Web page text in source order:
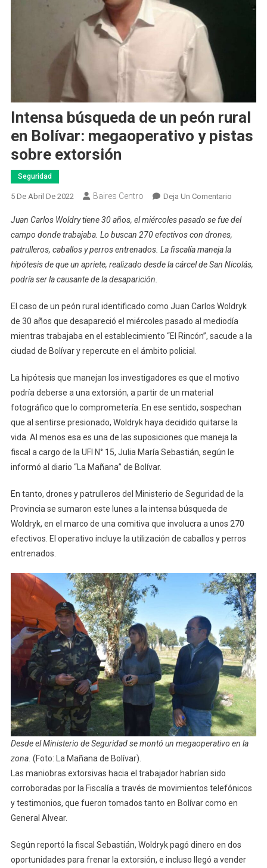
Intensa búsqueda de un peón rural
en Bolívar: megaoperativo y pistas
sobre extorsión
Seguridad
5 De Abril De 2022 Baires Centro Deja Un ComentarioEn
Búsqueda
De
Un
Peón
Bolívar:
Y
Juan Carlos Woldry tiene 30 años, el miércoles pasado se fue del
campo donde trabajaba. Lo buscan 270 efectivos con drones,
patrulleros, caballos y perros entrenados. La fiscalía maneja la
hipótesis de que un apriete, realizado desde la cárcel de San Nicolás,
podría ser la causante de la desaparición.
El caso de un peón rural identificado como Juan Carlos Woldryk
de 30 años que desapareció el miércoles pasado al mediodía
mientras trabajaba en el establecimiento “El Rincón”, sacude a la
ciudad de Bolívar y repercute en el ámbito policial.
La hipótesis que manejan los investigadores es que el motivo
podría deberse a una extorsión, a partir de un material
fotográfico que lo comprometería. En ese sentido, sospechan
que al sentirse presionado, Woldryk haya decidido quitarse la
vida. Al menos esa es una de las suposiciones que maneja la
fiscal a cargo de la UFI N° 15, Julia María Sebastián, según le
informó al diario “La Mañana” de Bolívar.
En tanto, drones y patrulleros del Ministerio de Seguridad de la
Provincia se sumaron este lunes a la intensa búsqueda de
Woldryk, en el marco de una comitiva que involucra a unos 270
efectivos. El operativo incluye la utilización de caballos y perros
entrenados.
Desde el Ministerio de Seguridad se montó un megaoperativo en la
zona. (Foto: La Mañana de Bolívar).
Las maniobras extorsivas hacia el trabajador habrían sido
corroboradas por la Fiscalía a través de movimientos telefónicos
y testimonios, que fueron tomados tanto en Bolívar como en
General Alvear.
Según reportó la fiscal Sebastián, Woldryk pagó dinero en dos
oportunidades para frenar la extorsión, e incluso llegó a vender